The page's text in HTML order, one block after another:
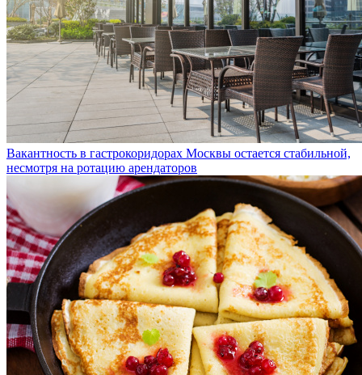
Вакантность в гастрокоридорах Москвы остается стабильной,
несмотря на ротацию арендаторов